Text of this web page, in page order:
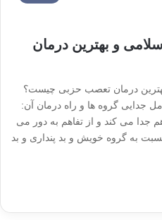
و بهترین درمان
درمان تعصب حزبی چیست؟
جدایی گروه ها و راه درمان آن:
جدا می کند و از تفاهم به دور می
به گروه خویش و بد پنداری و بد